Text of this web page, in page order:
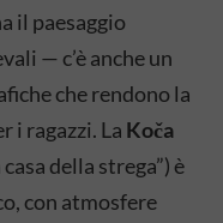
il paesaggio
— c’è anche un
che rendono la
i ragazzi. La Koča
della strega”) è
con atmosfere